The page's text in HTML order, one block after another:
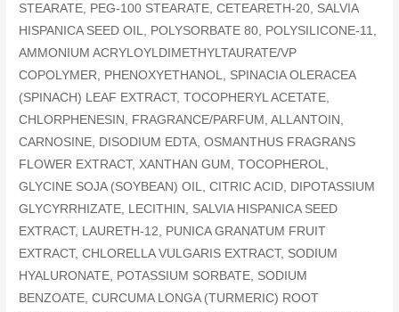
STEARATE, PEG-100 STEARATE, CETEARETH-20, SALVIA
HISPANICA SEED OIL, POLYSORBATE 80, POLYSILICONE-11,
AMMONIUM ACRYLOYLDIMETHYLTAURATE/VP
COPOLYMER, PHENOXYETHANOL, SPINACIA OLERACEA
(SPINACH) LEAF EXTRACT, TOCOPHERYL ACETATE,
CHLORPHENESIN, FRAGRANCE/PARFUM, ALLANTOIN,
CARNOSINE, DISODIUM EDTA, OSMANTHUS FRAGRANS
FLOWER EXTRACT, XANTHAN GUM, TOCOPHEROL,
GLYCINE SOJA (SOYBEAN) OIL, CITRIC ACID, DIPOTASSIUM
GLYCYRRHIZATE, LECITHIN, SALVIA HISPANICA SEED
EXTRACT, LAURETH-12, PUNICA GRANATUM FRUIT
EXTRACT, CHLORELLA VULGARIS EXTRACT, SODIUM
HYALURONATE, POTASSIUM SORBATE, SODIUM
BENZOATE, CURCUMA LONGA (TURMERIC) ROOT